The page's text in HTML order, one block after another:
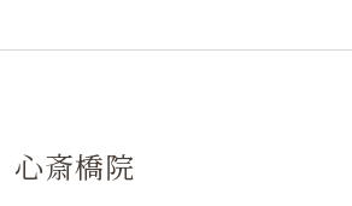
心斎橋院